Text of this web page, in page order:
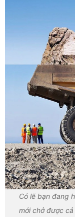
Có lẽ bạn đang
mới chở được